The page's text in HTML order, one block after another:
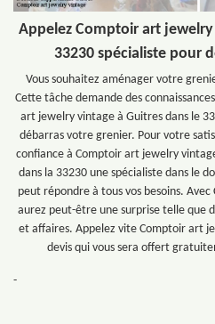
Appelez Comptoir art
33230 spécialiste pour
Vous souhaitez aménager votre
Cette tâche demande des
art jewelry vintage à Guitres dans le
débarras votre grenier. Pour votre
confiance à Comptoir art jewelry
dans la 33230 une spécialiste dans le
peut répondre à tous vos besoins.
aurez peut-être une surprise telle que
et affaires. Appelez vite Comptoir art
devis qui vous sera offert
-